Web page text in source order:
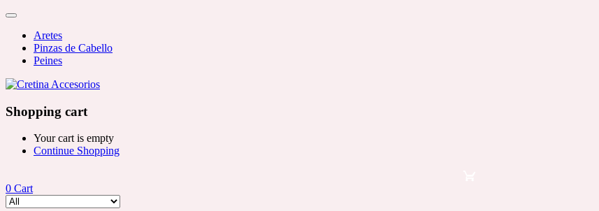
Aretes
Pinzas de Cabello
Peines
Shopping cart
Your cart is empty
Continue Shopping
0 Cart